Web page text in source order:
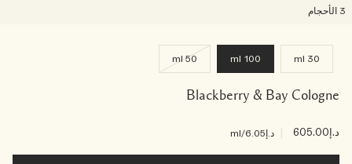
30 ml
100 ml
50 ml
Blackberry & Bay Cologne
د.إ605.00 د.إ6.05 /ml